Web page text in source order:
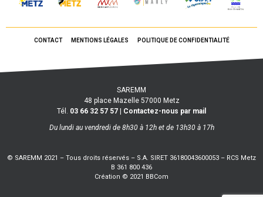
CONTACT MENTIONS LÉGALES POLITIQUE DE CONFIDENTIALITÉ
SAREMM
48 place Mazelle 57000 Metz
Tél. 03 66 32 57 57 | Contactez-nous par mail
Du lundi au vendredi de 8h30 à 12h et de 13h30 à 17h
© SAREMM 2021 – Tous droits réservés – S.A. SIRET 36180043600053 – RCS Metz
B 361 800 436
Création © 2021 BBCom